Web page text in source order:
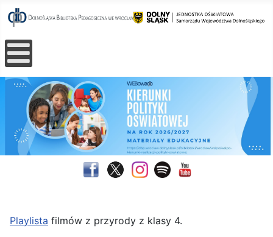
Playlista filmów z przyrody z klasy 4.